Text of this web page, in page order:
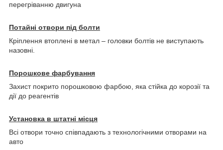
перегріванню двигуна
Потайні отвори під болти
Кріплення втоплені в метал – головки болтів не виступають
назовні.
Порошкове фарбування
Захист покрито порошковою фарбою, яка стійка до корозії та
дії до реагентів
Установка в штатні місця
Всі отвори точно співпадають з технологічними отворами на
авто